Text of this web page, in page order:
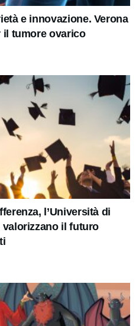
e innovazione. Verona
tumore ovarico
l’Università di
valorizzano il futuro